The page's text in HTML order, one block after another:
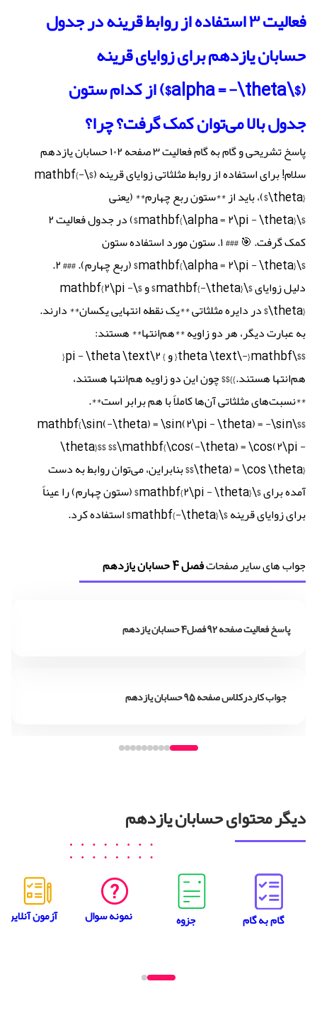
فعالیت ۳ استفاده از روابط قرینه در جدول
حسابان یازدهم برای زوایای قرینه
($\alpha = -\theta$) از کدام ستون
جدول بالا می‌توان کمک گرفت؟ چرا؟
پاسخ تشریحی و گام به گام فعالیت ۳ صفحه ۱۰۲ حسابان یازدهم
سلام! برای استفاده از روابط مثلثاتی زوایای قرینه ($\mathbf{-
\theta}$)، باید از **ستون ربع چهارم** (یعنی
$\mathbf{\alpha = ۲\pi - \theta}$) در جدول فعالیت ۲
کمک گرفت. 🎯 ### ۱. ستون مورد استفاده ستون
$\mathbf{\alpha = ۲\pi - \theta}$ (ربع چهارم). ### ۲.
دلیل زوایای $\mathbf{-\theta}$ و $\mathbf{۲\pi -
\theta}$ در دایره مثلثاتی **یک نقطه انتهایی یکسان** دارند.
به عبارت دیگر، هر دو زاویه **هم‌انتها** هستند:
$$\mathbf{-\theta \text{ و } ۲\pi - \theta \text{
هم‌انتها هستند.}}$$ چون این دو زاویه هم‌انتها هستند،
**نسبت‌های مثلثاتی آن‌ها کاملاً با هم برابر است**.
$$\mathbf{\sin(-\theta) = \sin(۲\pi - \theta) = -\sin
\theta}$$ $$\mathbf{\cos(-\theta) = \cos(۲\pi -
\theta) = \cos \theta}$$ بنابراین، می‌توان روابط به دست
آمده برای $\mathbf{۲\pi - \theta}$ (ستون چهارم) را عیناً
برای زوایای قرینه $\mathbf{-\theta}$ استفاده کرد.
جواب های سایر صفحاتفصل 4 حسابان یازدهم
پاسخ فعالیت صفحه 92 فصل4 حسابان یازدهم
جواب کاردرکلاس صفحه 95 حسابان یازدهم
دیگر محتوای حسابان یازدهم
گام به گام جزوه نمونه سوال آزمون آنلاین